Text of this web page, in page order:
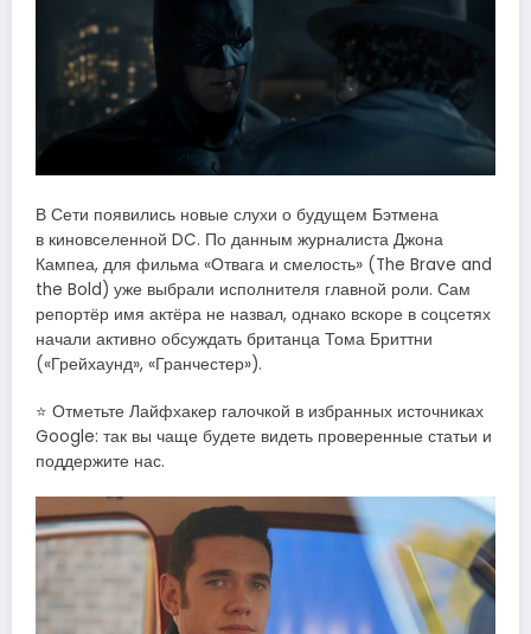
В Сети появились новые слухи о будущем Бэтмена
в киновселенной DC. По данным журналиста Джона
Кампеа, для фильма «Отвага и смелость» (The Brave and
the Bold) уже выбрали исполнителя главной роли. Сам
репортёр имя актёра не назвал, однако вскоре в соцсетях
начали активно обсуждать британца Тома Бриттни
(«Грейхаунд», «Гранчестер»).
⭐ Отметьте Лайфхакер галочкой в избранных источниках
Google: так вы чаще будете видеть проверенные статьи и
поддержите нас.